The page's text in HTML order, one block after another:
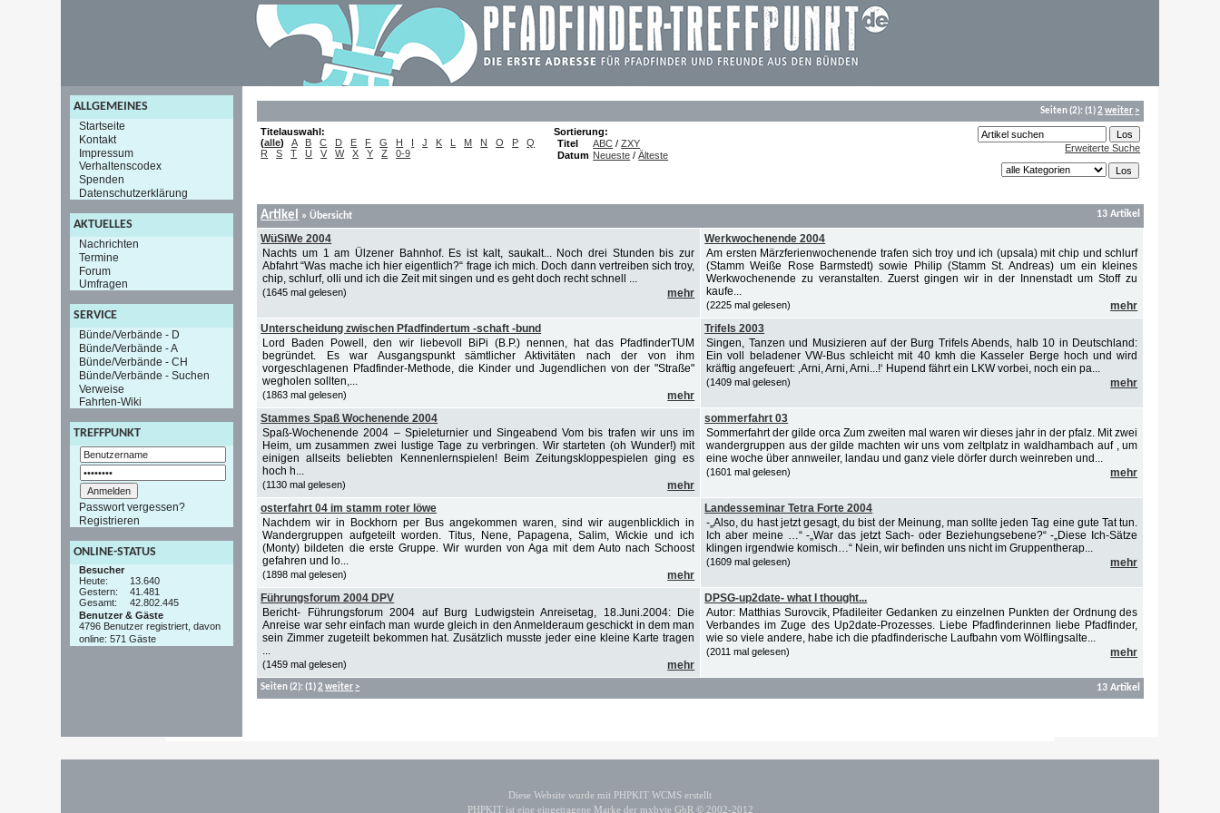
ALLGEMEINES
Startseite
Kontakt
Impressum
Verhaltenscodex
Spenden
Datenschutzerklärung
AKTUELLES
Nachrichten
Termine
Forum
Umfragen
SERVICE
Bünde/Verbände - D
Bünde/Verbände - A
Bünde/Verbände - CH
Bünde/Verbände - Suchen
Verweise
Fahrten-Wiki
TREFFPUNKT
Passwort vergessen?
Registrieren
ONLINE-STATUS
Besucher
Heute:
13.640
Gestern:
41.481
Gesamt:
42.802.445
Benutzer & Gäste
4796 Benutzer registriert, davon
online: 571 Gäste
Seiten(2):(1) 2 weiter >
Titelauswahl:
(alle) A B C D E F G H I J K L M N O P
Q
R
S T U V W X Y Z 0-9
Sortierung:
Titel
ABC /ZXY
Datum Neueste /Älteste
Erweiterte Suche
Artikel » Übersicht 13 Artikel
WüSiWe 2004
Nachts um 1 am Ülzener Bahnhof. Es ist kalt, saukalt... Noch drei Stunden bis zur
Abfahrt “Was mache ich hier eigentlich?“ frage ich mich. Doch dann vertreiben sich troy,
chip, schlurf, olli und ich die Zeit mit singen und es geht doch recht schnell ...
(1645 mal gelesen) mehr
Werkwochenende 2004
Am ersten Märzferienwochenende trafen sich troy und ich (upsala) mit chip und schlurf
(Stamm Weiße Rose Barmstedt) sowie Philip (Stamm St. Andreas) um ein kleines
Werkwochenende zu veranstalten. Zuerst gingen wir in der Innenstadt um Stoff zu
kaufe...
(2225 mal gelesen)
mehr
Unterscheidung zwischen Pfadfindertum -schaft -bund
Lord Baden Powell, den wir liebevoll BiPi (B.P.) nennen, hat das PfadfinderTUM
begründet. Es war Ausgangspunkt sämtlicher Aktivitäten nach der von ihm
vorgeschlagenen Pfadfinder-Methode, die Kinder und Jugendlichen von der "Straße"
wegholen sollten,...
(1863 mal gelesen) mehr
Trifels 2003
Singen, Tanzen und Musizieren auf der Burg Trifels Abends, halb 10 in Deutschland:
Ein voll beladener VW-Bus schleicht mit 40 kmh die Kasseler Berge hoch und wird
kräftig angefeuert: ‚Arni, Arni, Arni...!‘ Hupend fährt ein LKW vorbei, noch ein pa...
(1409 mal gelesen) mehr
Stammes Spaß Wochenende 2004
Spaß-Wochenende 2004 – Spieleturnier und Singeabend Vom bis trafen wir uns im
Heim, um zusammen zwei lustige Tage zu verbringen. Wir starteten (oh Wunder!) mit
einigen allseits beliebten Kennenlernspielen! Beim Zeitungskloppespielen ging es
hoch h...
(1130 mal gelesen) mehr
sommerfahrt 03
Sommerfahrt der gilde orca Zum zweiten mal waren wir dieses jahr in der pfalz. Mit zwei
wandergruppen aus der gilde machten wir uns vom zeltplatz in waldhambach auf , um
eine woche über annweiler, landau und ganz viele dörfer durch weinreben und...
(1601 mal gelesen) mehr
osterfahrt 04 im stamm roter löwe
Nachdem wir in Bockhorn per Bus angekommen waren, sind wir augenblicklich in
Wandergruppen aufgeteilt worden. Titus, Nene, Papagena, Salim, Wickie und ich
(Monty) bildeten die erste Gruppe. Wir wurden von Aga mit dem Auto nach Schoost
gefahren und lo...
(1898 mal gelesen) mehr
Landesseminar Tetra Forte 2004
-„Also, du hast jetzt gesagt, du bist der Meinung, man sollte jeden Tag eine gute Tat tun.
Ich aber meine …“ -„War das jetzt Sach- oder Beziehungsebene?“ -„Diese Ich-Sätze
klingen irgendwie komisch…“ Nein, wir befinden uns nicht im Gruppentherap...
(1609 mal gelesen) mehr
Führungsforum 2004 DPV
Bericht- Führungsforum 2004 auf Burg Ludwigstein Anreisetag, 18.Juni.2004: Die
Anreise war sehr einfach man wurde gleich in den Anmelderaum geschickt in dem man
sein Zimmer zugeteilt bekommen hat. Zusätzlich musste jeder eine kleine Karte tragen
...
(1459 mal gelesen) mehr
DPSG-up2date- what I thought...
Autor: Matthias Surovcik, Pfadileiter Gedanken zu einzelnen Punkten der Ordnung des
Verbandes im Zuge des Up2date-Prozesses. Liebe Pfadfinderinnen liebe Pfadfinder,
wie so viele andere, habe ich die pfadfinderische Laufbahn vom Wölflingsalte...
(2011 mal gelesen) mehr
Seiten(2):(1) 2 weiter > 13 Artikel
Diese Website wurde mit PHPKIT WCMS erstellt
PHPKIT ist eine eingetragene Marke der mxbyte GbR © 2002-2012